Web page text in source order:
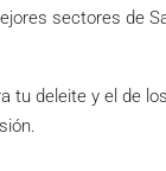
sectores de
tu deleite y el de